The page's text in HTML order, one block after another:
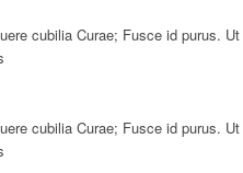
cubilia Curae; Fusce id purus. Ut
cubilia Curae; Fusce id purus. Ut